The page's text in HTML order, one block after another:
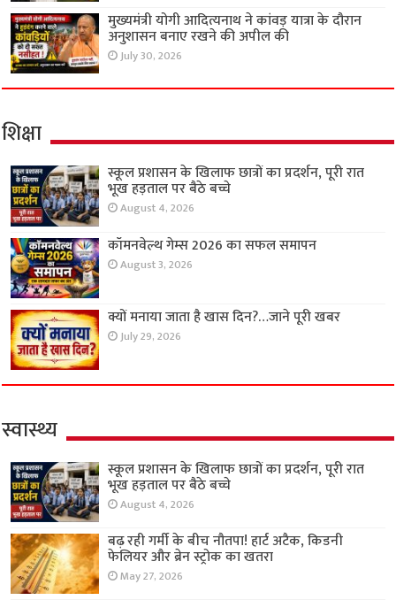
मुख्यमंत्री योगी आदित्यनाथ ने कांवड़ यात्रा के दौरान
अनुशासन बनाए रखने की अपील की
July 30, 2026
शिक्षा
स्कूल प्रशासन के खिलाफ छात्रों का प्रदर्शन, पूरी रात
भूख हड़ताल पर बैठे बच्चे
August 4, 2026
कॉमनवेल्थ गेम्स 2026 का सफल समापन
August 3, 2026
क्यों मनाया जाता है खास दिन?…जाने पूरी खबर
July 29, 2026
स्वास्थ्य
स्कूल प्रशासन के खिलाफ छात्रों का प्रदर्शन, पूरी रात
भूख हड़ताल पर बैठे बच्चे
August 4, 2026
बढ़ रही गर्मी के बीच नौतपा! हार्ट अटैक, किडनी
फेलियर और ब्रेन स्ट्रोक का खतरा
May 27, 2026